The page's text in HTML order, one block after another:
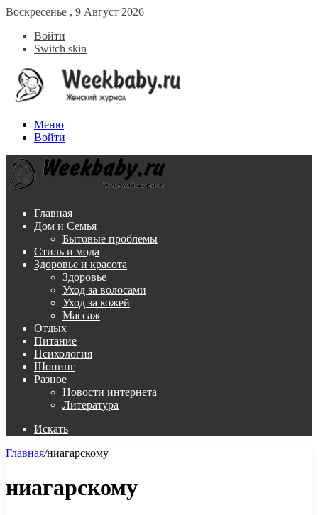
Воскресенье , 9 Август 2026
Войти
Switch skin
Меню
Войти
Главная
Дом и Семья
Бытовые проблемы
Стиль и мода
Здоровье и красота
Здоровье
Уход за волосами
Уход за кожей
Массаж
Отдых
Питание
Психология
Шопинг
Разное
Новости интернета
Литература
Искать
Главная/ниагарскому
ниагарскому